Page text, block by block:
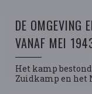
DE OMGEVING
VANAF MEI
Het kamp
Zuidkamp en het